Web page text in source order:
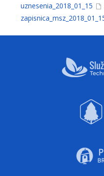
uznesenia_2018_01_15